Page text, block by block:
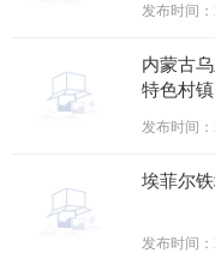
发布时间
内蒙古
特色村镇
发布时间
埃菲尔
发布时间